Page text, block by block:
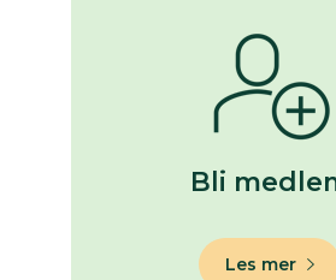
Bli
Les mer